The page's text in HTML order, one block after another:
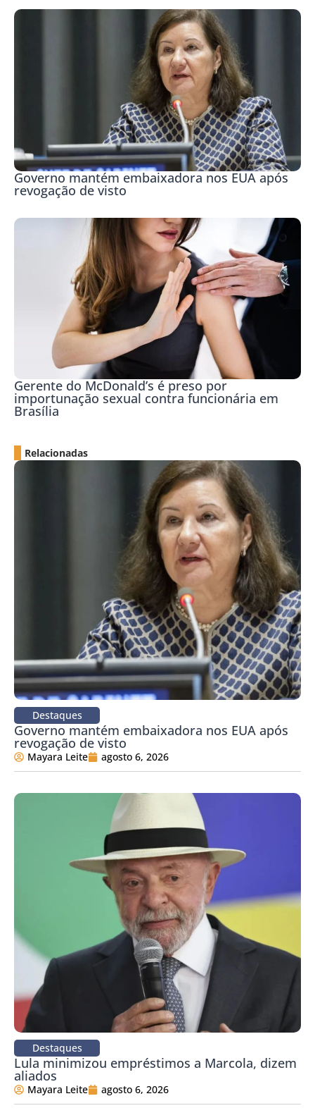
Governo mantém embaixadora nos EUA após
revogação de visto
Gerente do McDonald’s é preso por
importunação sexual contra funcionária em
Brasília
Relacionadas
Destaques
Governo mantém embaixadora nos EUA após
revogação de visto
Mayara Leite agosto 6, 2026
Destaques
Lula minimizou empréstimos a Marcola, dizem
aliados
Mayara Leite agosto 6, 2026